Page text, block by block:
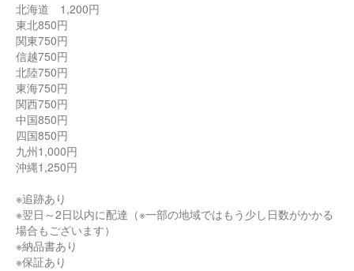
北海道 1,200円
東北850円
関東750円
信越750円
北陸750円
東海750円
関西750円
中国850円
四国850円
九州1,000円
沖縄1,250円
※追跡あり
※翌日～2日以内に配達（※一部の地域ではもう少し日数がかかる
場合もございます）
※納品書あり
※保証あり